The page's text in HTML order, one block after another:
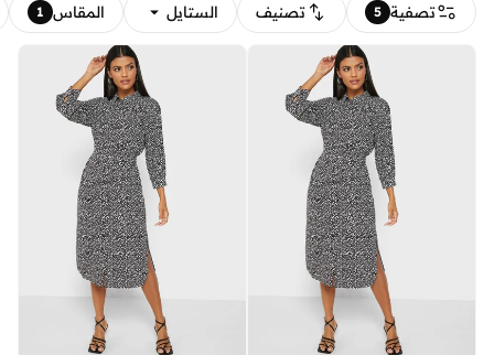
تصفية 5 تصنيف الستايل المقاس 1